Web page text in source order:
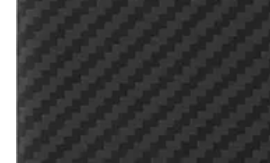
Galaxy Watch Ультра
пвз
Galaxy Watch 8 Класcика
Аксессуары для смарт-часов
Зарядные
Ремешки для часов
сплит
гарантия
доставка